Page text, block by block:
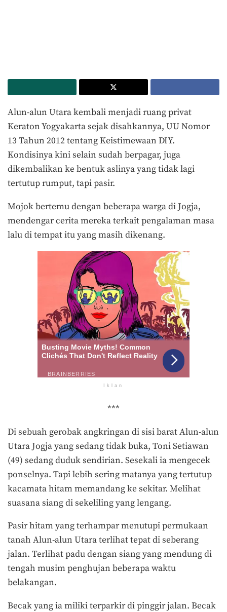
Alun-alun Utara kembali menjadi ruang privat
Keraton Yogyakarta sejak disahkannya, UU Nomor
13 Tahun 2012 tentang Keistimewaan DIY.
Kondisinya kini selain sudah berpagar, juga
dikembalikan ke bentuk aslinya yang tidak lagi
tertutup rumput, tapi pasir.
Mojok bertemu dengan beberapa warga di Jogja,
mendengar cerita mereka terkait pengalaman masa
lalu di tempat itu yang masih dikenang.
Iklan
***
Di sebuah gerobak angkringan di sisi barat Alun-alun
Utara Jogja yang sedang tidak buka, Toni Setiawan
(49) sedang duduk sendirian. Sesekali ia mengecek
ponselnya. Tapi lebih sering matanya yang tertutup
kacamata hitam memandang ke sekitar. Melihat
suasana siang di sekeliling yang lengang.
Pasir hitam yang terhampar menutupi permukaan
tanah Alun-alun Utara terlihat tepat di seberang
jalan. Terlihat padu dengan siang yang mendung di
tengah musim penghujan beberapa waktu
belakangan.
Becak yang ia miliki terparkir di pinggir jalan. Becak